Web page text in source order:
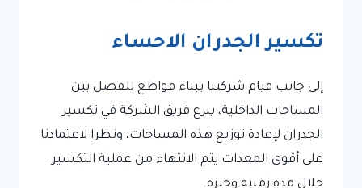
تكسير الجدران الاحساء
إلى جانب قيام شركتنا ببناء قواطع للفصل بين
المساحات الداخلية، يبرع فريق الشركة في تكسير
الجدران لإعادة توزيع هذه المساحات، ونظرا لاعتمادنا
على أقوى المعدات يتم الانتهاء من عملية التكسير
خلال مدة زمنية وجيزة.